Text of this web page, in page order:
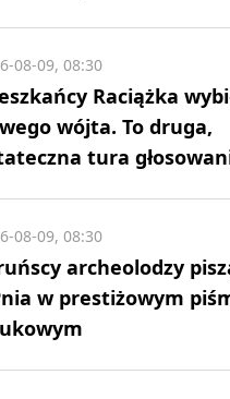
Raciążka
wójta. To druga,
tura
08-09, 08:30
archeolodzy
w prestiżowym
08-09, 08:30